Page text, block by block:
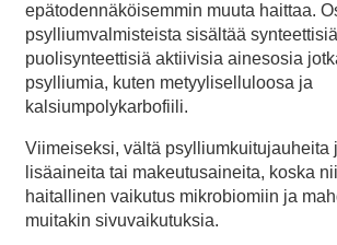
epätodennäköisemmin muuta haittaa.
psylliumvalmisteista sisältää
puolisynteettisiä aktiivisia ainesosia
psylliumia, kuten metyyliselluloosa ja
kalsiumpolykarbofiili.
Viimeiseksi, vältä psylliumkuitujauheita
lisäaineita tai makeutusaineita, koska
haitallinen vaikutus mikrobiomiin ja
muitakin sivuvaikutuksia.